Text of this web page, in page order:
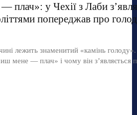
плач»: у Чехії з Лаби
попереджав про голод
лежить знаменитий «камінь
мене — плач» і чому він з’являється